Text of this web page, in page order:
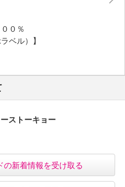
０％
ベル）】
系漂白不可
し
温）
可
ストーキョー
の新着情報を受け取る